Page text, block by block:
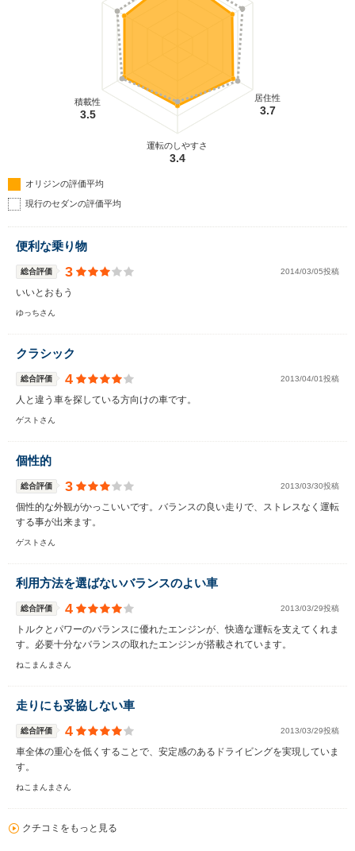
居住性
3.7
運転のしやすさ
3.4
積載性
3.5
オリジンの評価平均
現行のセダンの評価平均
便利な乗り物
総合評価 3 2014/03/05投稿
いいとおもう
ゆっちさん
クラシック
総合評価 4 2013/04/01投稿
人と違う車を探している方向けの車です。
ゲストさん
個性的
総合評価 3 2013/03/30投稿
個性的な外観がかっこいいです。バランスの良い走りで、ストレスなく運転
する事が出来ます。
ゲストさん
利用方法を選ばないバランスのよい車
総合評価 4 2013/03/29投稿
トルクとパワーのバランスに優れたエンジンが、快適な運転を支えてくれま
す。必要十分なバランスの取れたエンジンが搭載されています。
ねこまんまさん
走りにも妥協しない車
総合評価 4 2013/03/29投稿
車全体の重心を低くすることで、安定感のあるドライビングを実現していま
す。
ねこまんまさん
クチコミをもっと見る